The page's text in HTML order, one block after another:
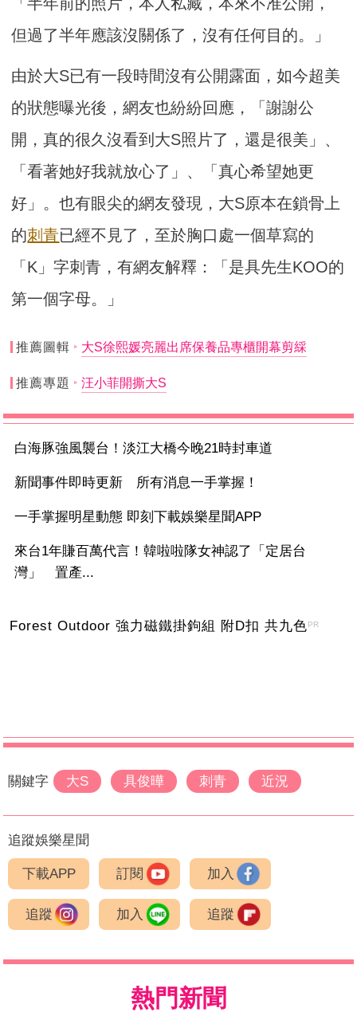
但過了半年應該沒關係了，沒有任何目的。」
由於大S已有一段時間沒有公開露面，如今超美
的狀態曝光後，網友也紛紛回應，「謝謝公
開，真的很久沒看到大S照片了，還是很美」、
「看著她好我就放心了」、「真心希望她更
好」。也有眼尖的網友發現，大S原本在鎖骨上
的刺青已經不見了，至於胸口處一個草寫的
「K」字刺青，有網友解釋：「是具先生KOO的
第一個字母。」
推薦圖輯 大S徐熙媛亮麗出席保養品專櫃開幕剪綵
推薦專題 汪小菲開撕大S
白海豚強風襲台！淡江大橋今晚21時封車道
新聞事件即時更新 所有消息一手掌握！
一手掌握明星動態 即刻下載娛樂星聞APP
來台1年賺百萬代言！韓啦啦隊女神認了「定居台
灣」 置產...
Forest Outdoor 強力磁鐵掛鉤組 附D扣 共九色PR
關鍵字 大S 具俊曄 刺青 近況
追蹤娛樂星聞
下載APP 訂閱 加入
追蹤 加入 追蹤
熱門新聞